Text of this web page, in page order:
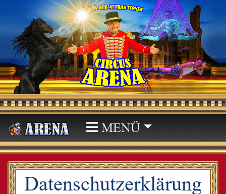
MENÜ
Datenschutzerklärung